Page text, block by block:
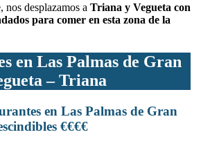
nos desplazamos a Triana y Vegueta con
para comer en esta zona de la
en Las Palmas de Gran
– Triana
en Las Palmas de Gran
€€€€